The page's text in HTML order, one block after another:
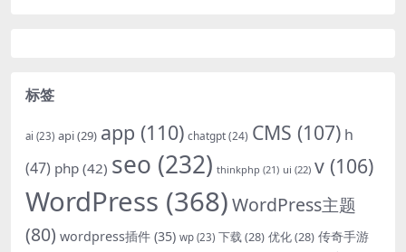
标签
ai (23) api(29) app (110) chatgpt(24) CMS (107) h
(47) php (42) seo (232) thinkphp (21) ui (22) v (106)
WordPress (368)WordPress主题
(80) wordpress插件 (35) wp (23) 下载(28) 优化(28) 传奇手游